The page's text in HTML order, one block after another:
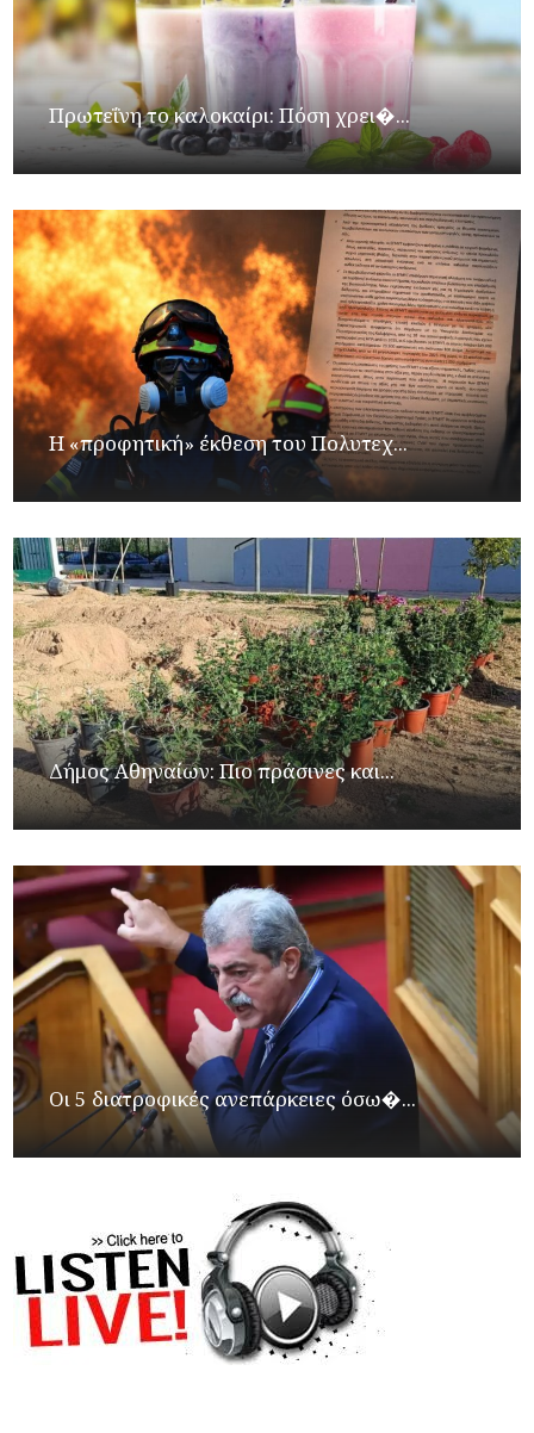
Πρωτεΐνη το καλοκαίρι: Πόση χρει�...
Η «προφητική» έκθεση του Πολυτεχ...
Δήμος Αθηναίων: Πιο πράσινες και...
Οι 5 διατροφικές ανεπάρκειες όσω�...